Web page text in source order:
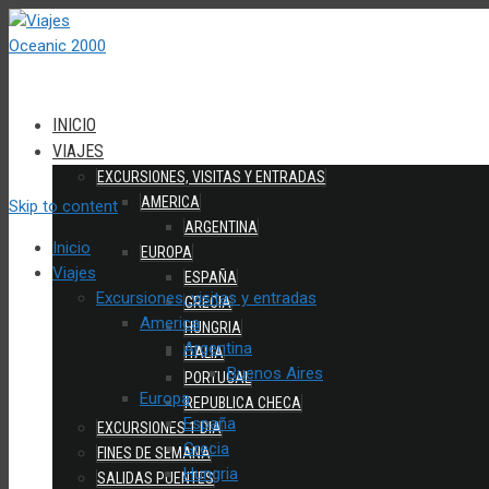
INICIO
VIAJES
EXCURSIONES, VISITAS Y ENTRADAS
AMERICA
ARGENTINA
EUROPA
ESPAÑA
GRECIA
HUNGRIA
ITALIA
PORTUGAL
REPUBLICA CHECA
EXCURSIONES 1 DIA
FINES DE SEMANA
SALIDAS PUENTES
Skip to content
Inicio
Viajes
Excursiones, visitas y entradas
America
Argentina
Buenos Aires
Europa
España
Grecia
Hungria